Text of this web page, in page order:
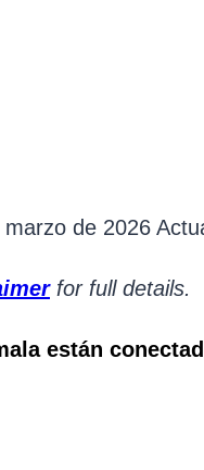
marzo de 2026
for full details.
están